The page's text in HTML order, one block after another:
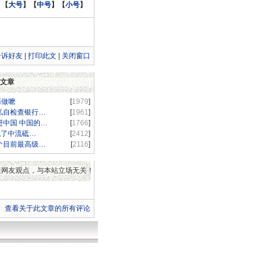
【大号】 【中号】 【小号】
好友 打印此文 关闭窗口
章
嚒 [1979]
自检查银行… [1961]
中国 中国的… [1766]
了中流砥… [2412]
目前最高级… [2116]
友观点，与本站立场无关！
查看关于此文章的所有评论